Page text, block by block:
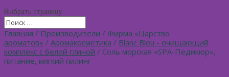
Выбрать страницу
Главная / Производители / Фирма «Царство
ароматов» / Аромакосметика / Blanc Bleu - очищающий
комплекс с белой глиной / Соль морская «SPA-Педикюр»,
питание, мягкий пилинг